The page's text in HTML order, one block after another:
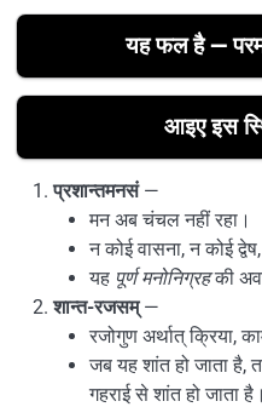
यह फल है —
आइए इस
प्रशान्तमनसं—
मन अब चंचल नहीं रहा।
न कोई वासना, न कोई
यह पूर्ण मनोनिग्रहकी
शान्त-रजसम्—
रजोगुण अर्थात् क्रिया,
जब यह शांत हो जाता है,
गहराई से शांत हो जाता है।